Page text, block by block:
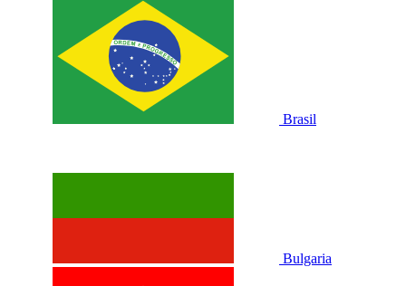
Brasil
Bulgaria